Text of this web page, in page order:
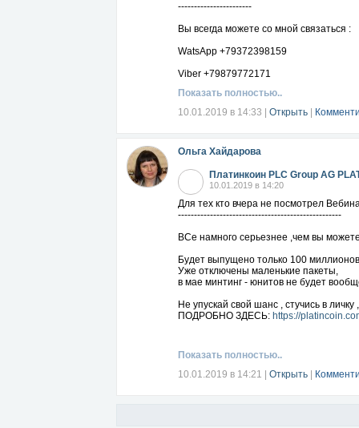
-----------------------
Вы всегда можете со мной связаться :
WatsApp +79372398159
Viber +79879772171
Показать полностью..
10.01.2019 в 14:33
Открыть
Ольга Хайдарова
Платинкоин PLC Group AG
10.01.2019 в 14:20
Для тех кто вчера не посмотрел
---------------------------------------------------
ВСе намного серьезнее ,чем вы
Будет выпущено только 100
Уже отключены маленькие пакеты,
в мае минтинг - юнитов не будет
Не упускай свой шанс , стучись в
ПОДРОБНО ЗДЕСЬ: https://
Показать полностью..
10.01.2019 в 14:21
Открыть